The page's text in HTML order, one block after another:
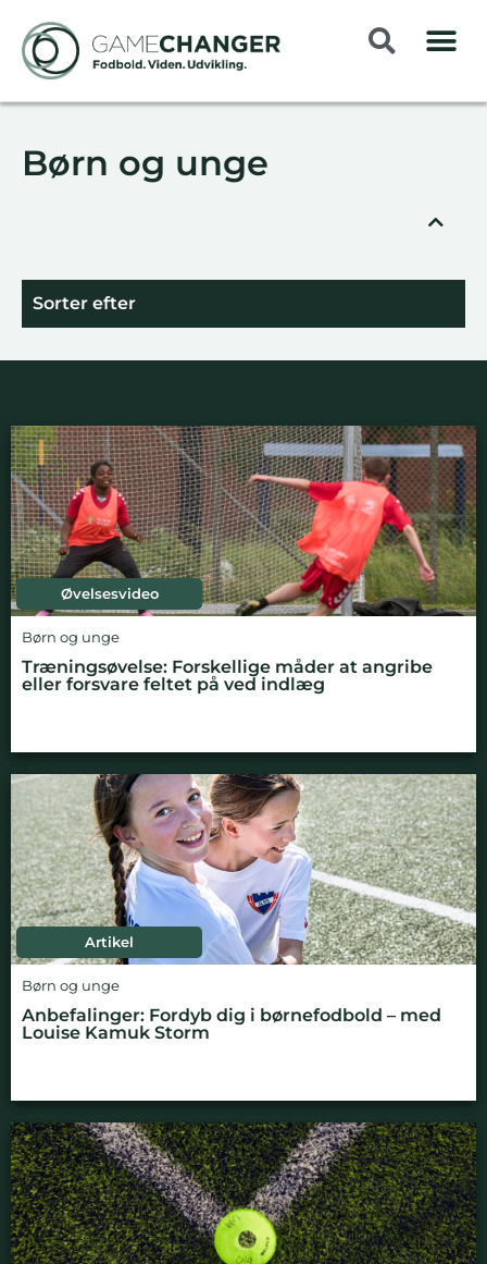
Børn og unge
Sorter efter
Øvelsesvideo
Børn og unge
Træningsøvelse: Forskellige måder at angribe
eller forsvare feltet på ved indlæg
Artikel
Børn og unge
Anbefalinger: Fordyb dig i børnefodbold – med
Louise Kamuk Storm